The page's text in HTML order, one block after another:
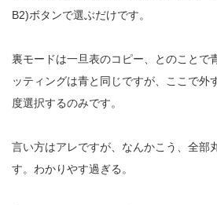
B2)ボタンで選ぶだけです。
裏モードは一旦表のコピー、とのことで
ッティングは青と同じですが、ここで外
度選択するのみです。
言い方はアレですが、なんかこう、全部
す。わかりやす過ぎる。